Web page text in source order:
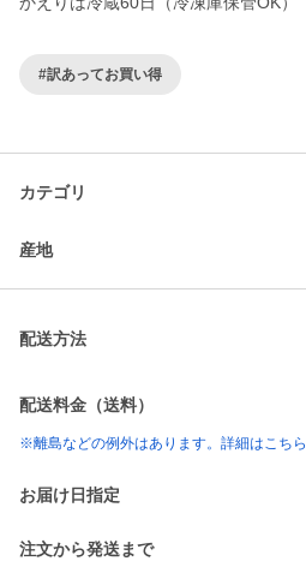
#訳あってお買い得
カテゴリ
産地
配送方法
配送料金（送料）
※離島などの例外はあります。詳細はこちら
お届け日指定
注文から発送まで